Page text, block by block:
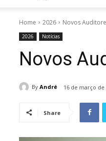
Home 2026 Novos
2026 Notícias
Novos
By André 16 de março de
Share